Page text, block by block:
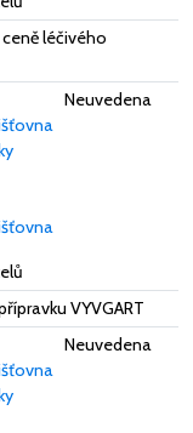
léčivého
Neuvedena
VYVGART
Neuvedena